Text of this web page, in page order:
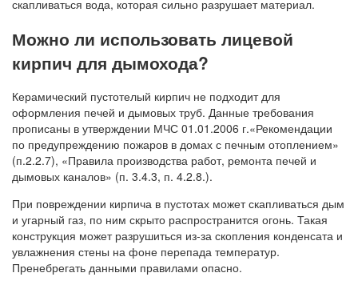
скапливаться вода, которая сильно разрушает материал.
Можно ли использовать лицевой
кирпич для дымохода?
Керамический пустотелый кирпич не подходит для
оформления печей и дымовых труб. Данные требования
прописаны в утверждении МЧС 01.01.2006 г.«Рекомендации
по предупреждению пожаров в домах с печным отоплением»
(п.2.2.7), «Правила производства работ, ремонта печей и
дымовых каналов» (п. 3.4.3, п. 4.2.8.).
При повреждении кирпича в пустотах может скапливаться дым
и угарный газ, по ним скрыто распространится огонь. Такая
конструкция может разрушиться из-за скопления конденсата и
увлажнения стены на фоне перепада температур.
Пренебрегать данными правилами опасно.